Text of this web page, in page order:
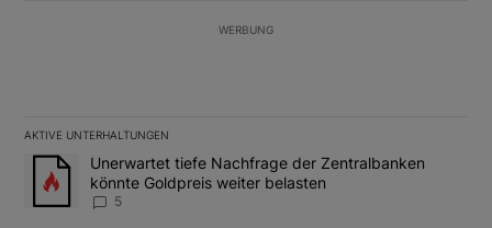
WERBUNG
AKTIVE UNTERHALTUNGEN
Das Folgende ist eine Liste der am meisten kommentierten
Ein Trendartikel mit dem Titel "Unerwartet tiefe Nachfrage der
Unerwartet tiefe Nachfrage der Zentralbanken
könnte Goldpreis weiter belasten
5